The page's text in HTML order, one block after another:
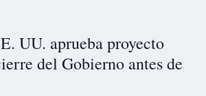
UU. aprueba proyecto
del Gobierno antes de